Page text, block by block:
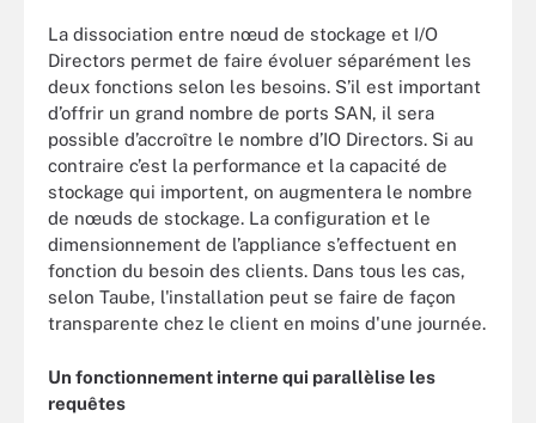
La dissociation entre nœud de stockage et I/O
Directors permet de faire évoluer séparément les
deux fonctions selon les besoins. S’il est important
d’offrir un grand nombre de ports SAN, il sera
possible d’accroître le nombre d’IO Directors. Si au
contraire c’est la performance et la capacité de
stockage qui importent, on augmentera le nombre
de nœuds de stockage. La configuration et le
dimensionnement de l’appliance s’effectuent en
fonction du besoin des clients. Dans tous les cas,
selon Taube, l'installation peut se faire de façon
transparente chez le client en moins d'une journée.
Un fonctionnement interne qui parallèlise les
requêtes